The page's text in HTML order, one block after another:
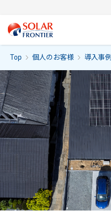
Top 個人のお客様 導入事例